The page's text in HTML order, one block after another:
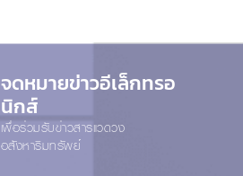
จดหมายข่าวอีเล็กทรอ
นิกส์
เพื่อร่วมรับข่าวสารแวดวง
อสังหาริมทรัพย์